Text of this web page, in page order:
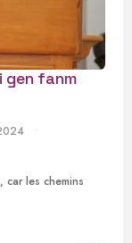
gen fanm
car les chemins